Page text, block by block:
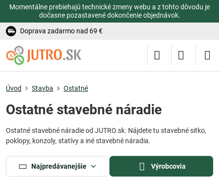
Momentálne prebiehajú technické zmeny webu a z tohto dôvodu je
dočasne pozastavené dokončenie objednávok.
Doprava zadarmo nad 69 €
Úvod Stavba Ostatné
Ostatné stavebné náradie
Ostatné stavebné náradie od JUTRO.sk. Nájdete tu stavebné sitko,
poklopy, konzoly, statívy a iné stavebné náradia.
Najpredávanejšie Výrobcovia